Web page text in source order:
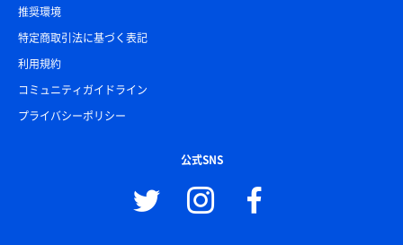
推奨環境
特定商取引法に基づく表記
利用規約
コミュニティガイドライン
プライバシーポリシー
公式SNS